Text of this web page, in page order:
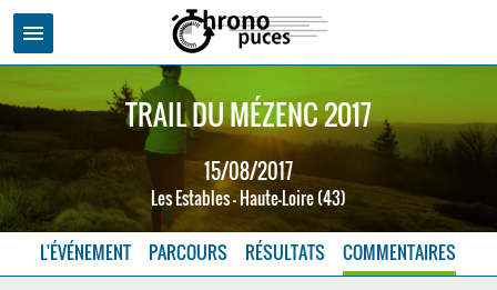
menu
TRAIL DU MÉZENC 2017
15/08/2017
Les Estables - Haute-Loire (43)
L'ÉVÉNEMENT PARCOURS RÉSULTATS COMMENTAIRES